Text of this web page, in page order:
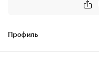
Профиль